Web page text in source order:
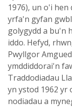
1976), un o'i
yrfa'n gyfan
golygydd a bu'n
iddo. Hefyd,
Pwyllgor
ymddiddorai'n
Traddodiadau
yn ystod 1962 yr
nodiadau a